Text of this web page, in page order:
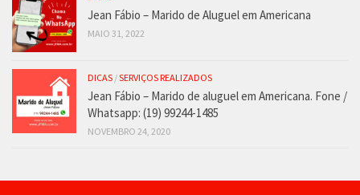
Jean Fábio – Marido de Aluguel em Americana
MAIO 31, 2022
DICAS /SERVIÇOS REALIZADOS
Jean Fábio – Marido de aluguel em Americana. Fone /
Whatsapp: (19) 99244-1485
NOVEMBRO 24, 2020